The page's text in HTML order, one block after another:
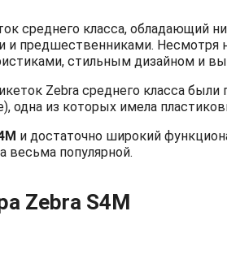
среднего класса, обладающий
и предшественниками. Несмотря
стильным дизайном и
Zebra среднего класса
одна из которых имела
M и достаточно широкий
весьма популярной.
Zebra S4M